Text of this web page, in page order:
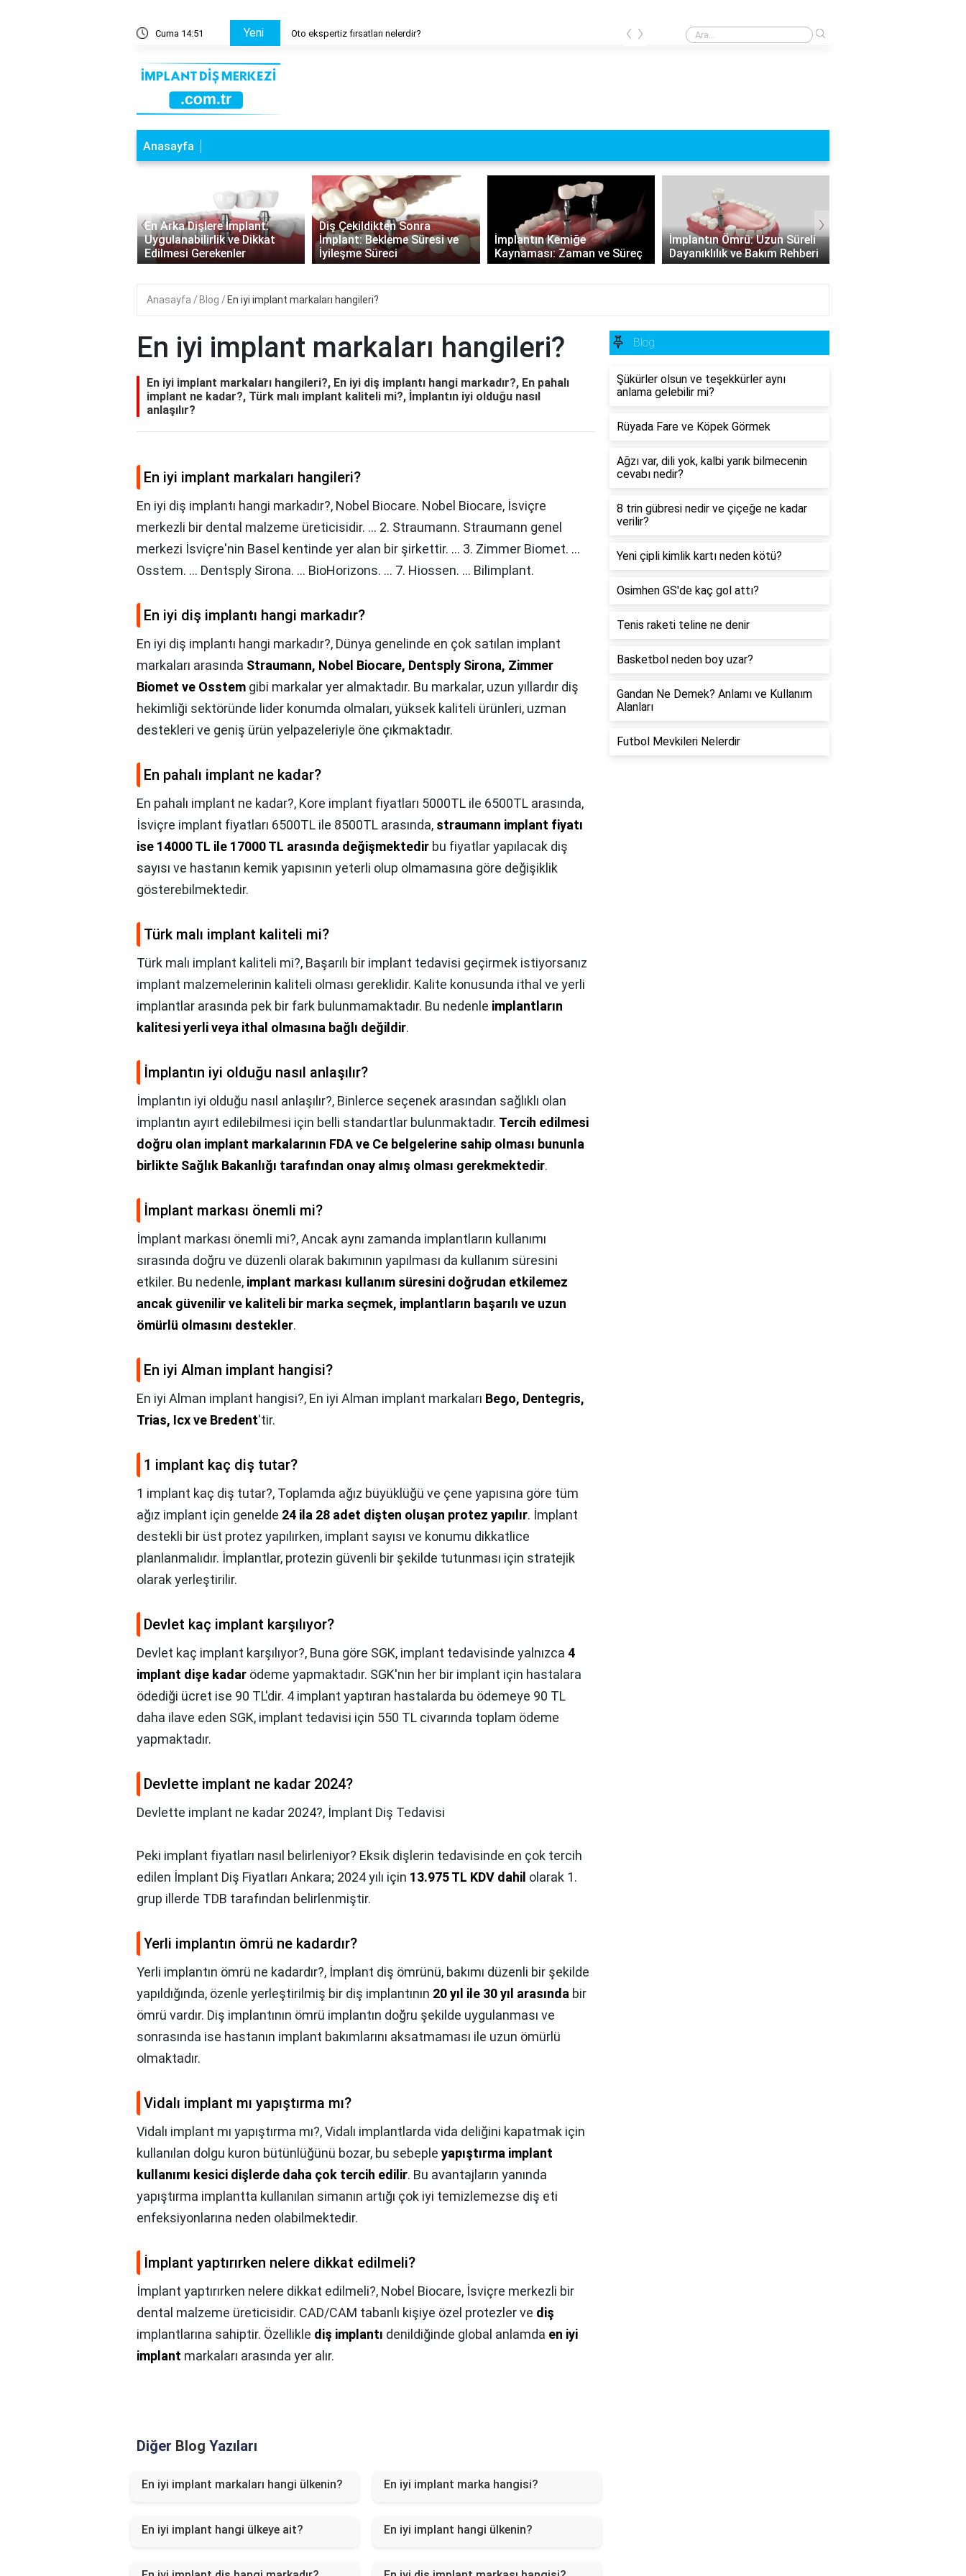
Cuma 14:51 Yeni Oto ekspertiz fırsatları nelerdir? Oto ekspertiz fırsatları nelerdir?
‹ ›
Anasayfa
Diş Çekildikten Sonra
İmplant: Bekleme Süresi ve
İyileşme Süreci
İmplantın Kemiğe
Kaynaması: Zaman ve Süreç
İmplantın Ömrü: Uzun Süreli
Dayanıklılık ve Bakım Rehberi
Vidasız İmplant: Vücut
Dışında Canlı Olmayan Hayat
‹ ›
Anasayfa Blog En iyi implant markaları hangileri?
En iyi implant markaları hangileri?
En iyi implant markaları hangileri?, En iyi diş implantı hangi markadır?, En pahalı
implant ne kadar?, Türk malı implant kaliteli mi?, İmplantın iyi olduğu nasıl
anlaşılır?
En iyi implant markaları hangileri?
En iyi diş implantı hangi markadır?, Nobel Biocare. Nobel Biocare, İsviçre
merkezli bir dental malzeme üreticisidir. ... 2. Straumann. Straumann genel
merkezi İsviçre'nin Basel kentinde yer alan bir şirkettir. ... 3. Zimmer Biomet. ...
Osstem. ... Dentsply Sirona. ... BioHorizons. ... 7. Hiossen. ... Bilimplant.
En iyi diş implantı hangi markadır?
En iyi diş implantı hangi markadır?, Dünya genelinde en çok satılan implant
markaları arasında Straumann, Nobel Biocare, Dentsply Sirona, Zimmer
Biomet ve Osstem gibi markalar yer almaktadır. Bu markalar, uzun yıllardır diş
hekimliği sektöründe lider konumda olmaları, yüksek kaliteli ürünleri, uzman
destekleri ve geniş ürün yelpazeleriyle öne çıkmaktadır.
En pahalı implant ne kadar?
En pahalı implant ne kadar?, Kore implant fiyatları 5000TL ile 6500TL arasında,
İsviçre implant fiyatları 6500TL ile 8500TL arasında, straumann implant fiyatı
ise 14000 TL ile 17000 TL arasında değişmektedir bu fiyatlar yapılacak diş
sayısı ve hastanın kemik yapısının yeterli olup olmamasına göre değişiklik
gösterebilmektedir.
Türk malı implant kaliteli mi?
Türk malı implant kaliteli mi?, Başarılı bir implant tedavisi geçirmek istiyorsanız
implant malzemelerinin kaliteli olması gereklidir. Kalite konusunda ithal ve yerli
implantlar arasında pek bir fark bulunmamaktadır. Bu nedenle implantların
kalitesi yerli veya ithal olmasına bağlı değildir.
İmplantın iyi olduğu nasıl anlaşılır?
İmplantın iyi olduğu nasıl anlaşılır?, Binlerce seçenek arasından sağlıklı olan
implantın ayırt edilebilmesi için belli standartlar bulunmaktadır. Tercih edilmesi
doğru olan implant markalarının FDA ve Ce belgelerine sahip olması bununla
birlikte Sağlık Bakanlığı tarafından onay almış olması gerekmektedir.
İmplant markası önemli mi?
İmplant markası önemli mi?,Ancak aynı zamanda implantların kullanımı
sırasında doğru ve düzenli olarak bakımının yapılması da kullanım süresini
etkiler. Bu nedenle, implant markası kullanım süresini doğrudan etkilemez
ancak güvenilir ve kaliteli bir marka seçmek, implantların başarılı ve uzun
ömürlü olmasını destekler.
En iyi Alman implant hangisi?
En iyi Alman implant hangisi?, En iyi Alman implant markaları Bego, Dentegris,
Trias, Icx ve Bredent'tir.
1 implant kaç diş tutar?
1 implant kaç diş tutar?, Toplamda ağız büyüklüğü ve çene yapısına göre tüm
ağız implant için genelde 24 ila 28 adet dişten oluşan protez yapılır. İmplant
destekli bir üst protez yapılırken, implant sayısı ve konumu dikkatlice
planlanmalıdır. İmplantlar, protezin güvenli bir şekilde tutunması için stratejik
olarak yerleştirilir.
Devlet kaç implant karşılıyor?
Devlet kaç implant karşılıyor?, Buna göre SGK, implant tedavisinde yalnızca 4
implant dişe kadar ödeme yapmaktadır. SGK'nın her bir implant için hastalara
ödediği ücret ise 90 TL'dir. 4 implant yaptıran hastalarda bu ödemeye 90 TL
daha ilave eden SGK, implant tedavisi için 550 TL civarında toplam ödeme
yapmaktadır.
Devlette implant ne kadar 2024?
Devlette implant ne kadar 2024?, İmplant Diş Tedavisi
Peki implant fiyatları nasıl belirleniyor? Eksik dişlerin tedavisinde en çok tercih
edilen İmplant Diş Fiyatları Ankara; 2024 yılı için 13.975 TL KDV dahil olarak 1.
grup illerde TDB tarafından belirlenmiştir.
Yerli implantın ömrü ne kadardır?
Yerli implantın ömrü ne kadardır?, İmplant diş ömrünü, bakımı düzenli bir şekilde
yapıldığında, özenle yerleştirilmiş bir diş implantının 20 yıl ile 30 yıl arasında bir
ömrü vardır. Diş implantının ömrü implantın doğru şekilde uygulanması ve
sonrasında ise hastanın implant bakımlarını aksatmaması ile uzun ömürlü
olmaktadır.
Vidalı implant mı yapıştırma mı?
Vidalı implant mı yapıştırma mı?,Vidalı implantlarda vida deliğini kapatmak için
kullanılan dolgu kuron bütünlüğünü bozar, bu sebeple yapıştırma implant
kullanımı kesici dişlerde daha çok tercih edilir. Bu avantajların yanında
yapıştırma implantta kullanılan simanın artığı çok iyi temizlemezse diş eti
enfeksiyonlarına neden olabilmektedir.
İmplant yaptırırken nelere dikkat edilmeli?
İmplant yaptırırken nelere dikkat edilmeli?, Nobel Biocare, İsviçre merkezli bir
dental malzeme üreticisidir. CAD/CAM tabanlı kişiye özel protezler ve diş
implantlarına sahiptir. Özellikle diş implantı denildiğinde global anlamda en iyi
implant markaları arasında yer alır.
Diğer Blog Yazıları
En iyi implant markaları hangi ülkenin? En iyi implant marka hangisi?
En iyi implant hangi ülkeye ait? En iyi implant hangi ülkenin?
Blog
Şükürler olsun ve teşekkürler aynı
anlama gelebilir mi?
Rüyada Fare ve Köpek Görmek
Ağzı var, dili yok, kalbi yarık bilmecenin
cevabı nedir?
8 trin gübresi nedir ve çiçeğe ne kadar
verilir?
Yeni çipli kimlik kartı neden kötü?
Osimhen GS'de kaç gol attı?
Tenis raketi teline ne denir
Basketbol neden boy uzar?
Gandan Ne Demek? Anlamı ve Kullanım
Alanları
Futbol Mevkileri Nelerdir